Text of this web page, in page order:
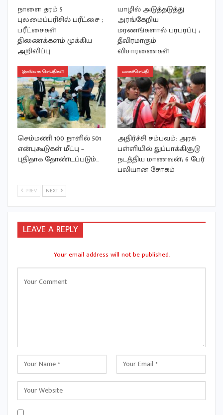
நாளை தரம் 5
புலமைப்பரிசில் பரீட்சை ;
பரீட்சைகள்
திணைக்களம் முக்கிய
அறிவிப்பு
யாழில் அடுத்தடுத்து
அரங்கேறிய
மரணங்களால் பரபரப்பு ;
தீவிரமாகும்
விசாரணைகள்
இலங்கை செய்திகள்
செம்மணி 100 நாளில் 501
என்புகூடுகள் மீட்பு –
புதிதாக தோண்டப்படும்…
உலகச்செய்தி
அதிர்ச்சி சம்பவம்: அரசு
பள்ளியில் துப்பாக்கிசூடு
நடத்திய மாணவன்; 6 பேர்
பலியான சோகம்
PREV NEXT
LEAVE A REPLY
Your email address will not be published.